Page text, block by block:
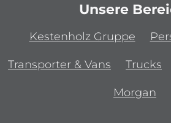
Unsere
Kestenholz Gruppe
Transporter & Vans Trucks
Morgan